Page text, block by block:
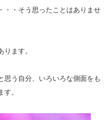
・・そう思ったことはありませ
ます。
思う自分、いろいろな側面をも
。